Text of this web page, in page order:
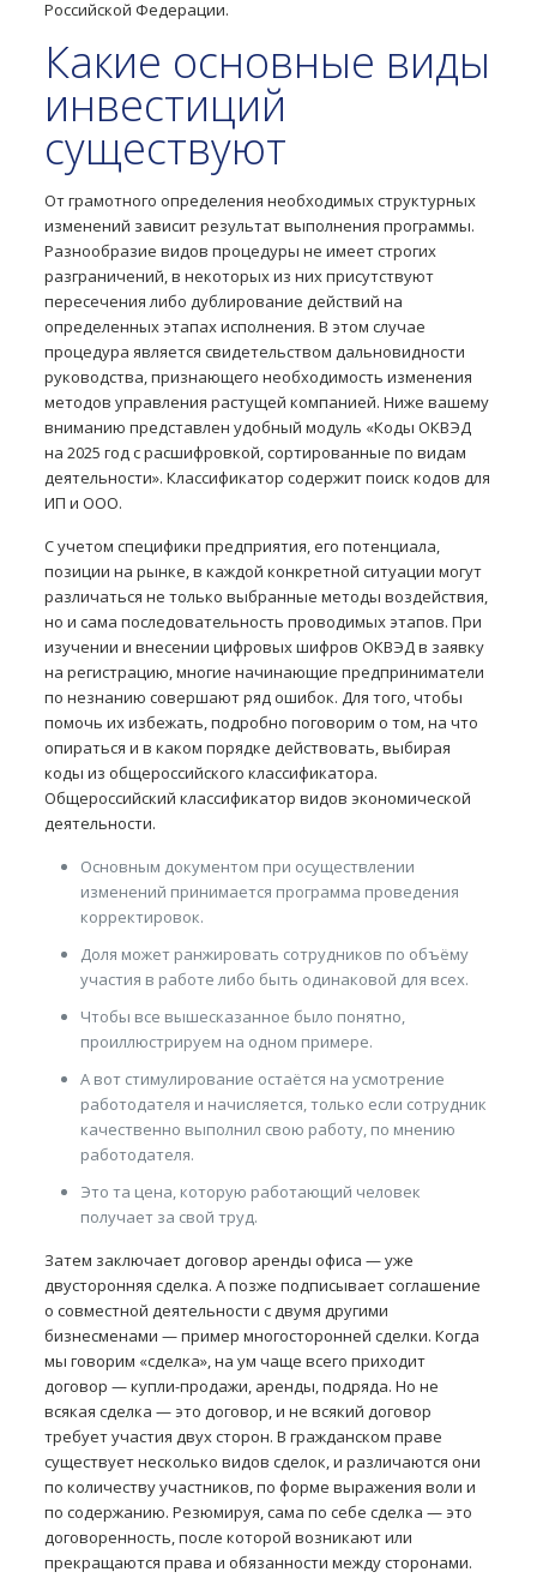
Российской Федерации.
Какие основные виды
инвестиций
существуют
От грамотного определения необходимых структурных
изменений зависит результат выполнения программы.
Разнообразие видов процедуры не имеет строгих
разграничений, в некоторых из них присутствуют
пересечения либо дублирование действий на
определенных этапах исполнения. В этом случае
процедура является свидетельством дальновидности
руководства, признающего необходимость изменения
методов управления растущей компанией. Ниже вашему
вниманию представлен удобный модуль «Коды ОКВЭД
на 2025 год с расшифровкой, сортированные по видам
деятельности». Классификатор содержит поиск кодов для
ИП и ООО.
С учетом специфики предприятия, его потенциала,
позиции на рынке, в каждой конкретной ситуации могут
различаться не только выбранные методы воздействия,
но и сама последовательность проводимых этапов. При
изучении и внесении цифровых шифров ОКВЭД в заявку
на регистрацию, многие начинающие предприниматели
по незнанию совершают ряд ошибок. Для того, чтобы
помочь их избежать, подробно поговорим о том, на что
опираться и в каком порядке действовать, выбирая
коды из общероссийского классификатора.
Общероссийский классификатор видов экономической
деятельности.
Основным документом при осуществлении
изменений принимается программа проведения
корректировок.
Доля может ранжировать сотрудников по объёму
участия в работе либо быть одинаковой для всех.
Чтобы все вышесказанное было понятно,
проиллюстрируем на одном примере.
А вот стимулирование остаётся на усмотрение
работодателя и начисляется, только если сотрудник
качественно выполнил свою работу, по мнению
работодателя.
Это та цена, которую работающий человек
получает за свой труд.
Затем заключает договор аренды офиса — уже
двусторонняя сделка. А позже подписывает соглашение
о совместной деятельности с двумя другими
бизнесменами — пример многосторонней сделки. Когда
мы говорим «сделка», на ум чаще всего приходит
договор — купли-продажи, аренды, подряда. Но не
всякая сделка — это договор, и не всякий договор
требует участия двух сторон. В гражданском праве
существует несколько видов сделок, и различаются они
по количеству участников, по форме выражения воли и
по содержанию. Резюмируя, сама по себе сделка — это
договоренность, после которой возникают или
прекращаются права и обязанности между сторонами.